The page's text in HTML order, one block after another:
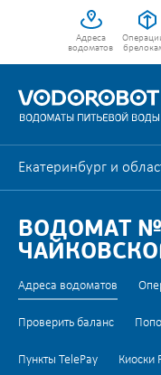
Адреса
водоматов
Екатеринбург и
ВОДОМАТ №
Адреса водоматов
Проверить баланс
Пункты TelePay Киоски